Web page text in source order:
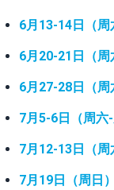
6月13-14日（周
6月20-21日（周
6月27-28日（周
7月5-6日（周六-
7月12-13日（周
7月19日（周日